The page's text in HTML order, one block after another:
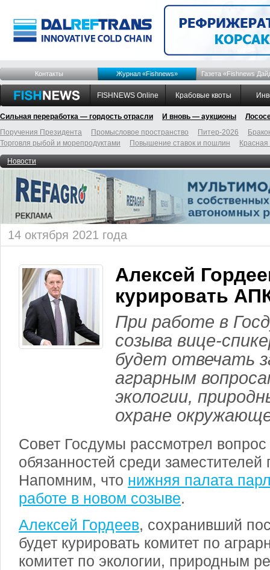
Контакты Журнал «Fishnews» Газета «Fishnews
FISHNEWS Online Крабовые квоты
Сильная переработка — гордость отрасли И вновь — аукционы
Поручения Президента
Промысловое пространство Питер-2026
Торговля рыбой и морепродуктами
Повышение ставок и пошлин
Новости
14 октября 2021 года
Алексей
курировать
При работе в
созыва вице-
будет отвечать
аграрным
экологии,
охране
Совет Госдумы рассмотрел
обязанностей среди заместителей
Напомним, что нижняя палата
работе в новом созыве.
Алексей Гордеев, сохранивший
будет курировать комитет по
комитет по экологии, природным